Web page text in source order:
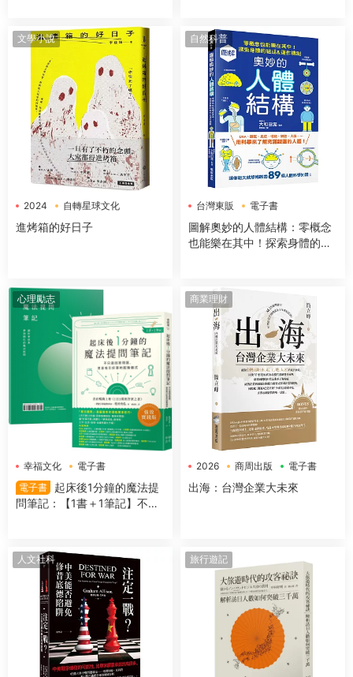
文學小說
2024
自轉星球文化
電子書
進烤箱的好日子
自然科普
台灣東販 電子書
圖解奧妙的人體結構：零概念
也能樂在其中！探索身體的組
心理勵志
幸福文化
電子書
電子書
起床後1分鐘的魔法提
問筆記：【1書＋1筆記】不隻
商業理財
2026 商周出版 電子書
出海：台灣企業大未來
人文社科 旅行遊記